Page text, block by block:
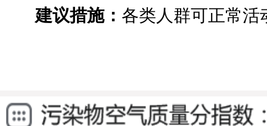
建议措施：各类人群可正常活